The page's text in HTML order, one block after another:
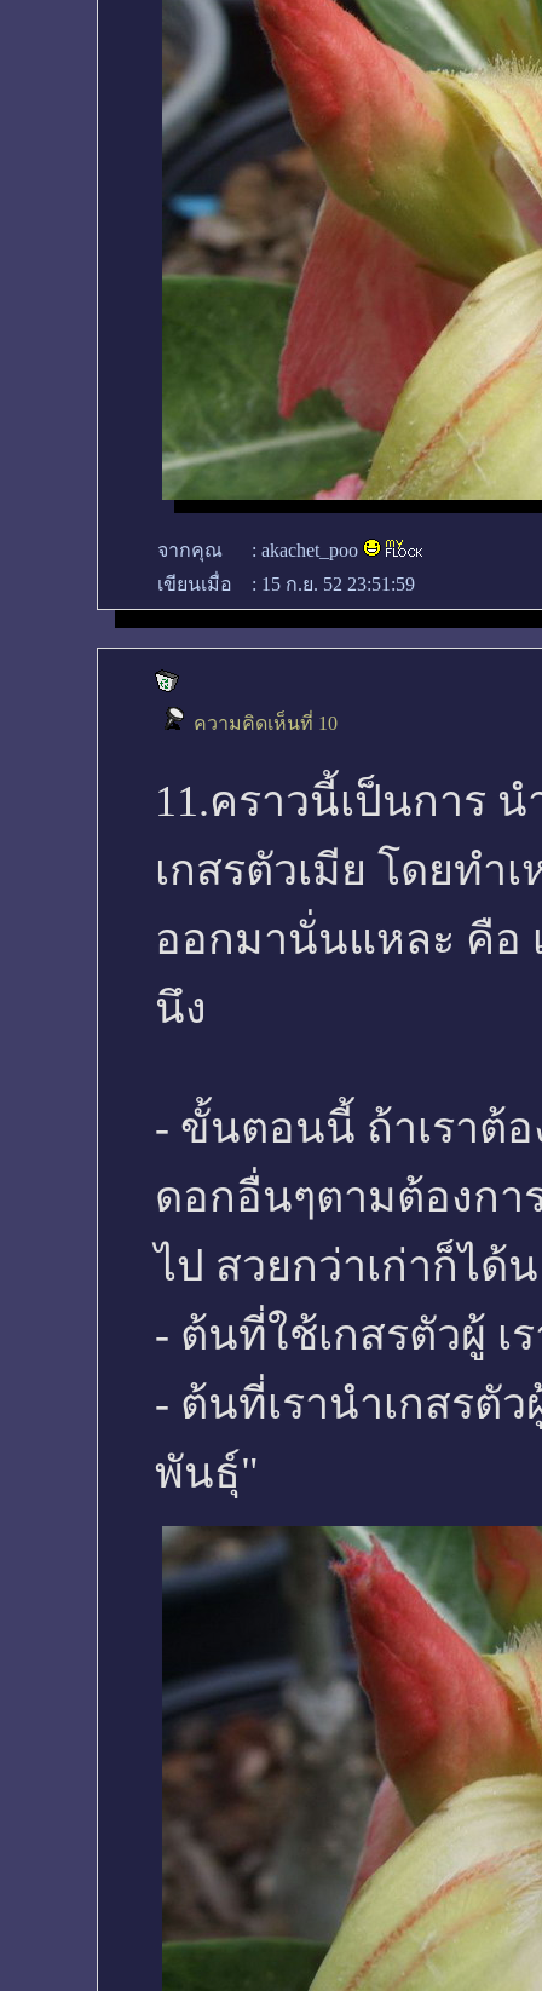
จากคุณ : akachet_poo
เขียนเมื่อ
: 15 ก.ย. 52 23:51:59
ความคิดเห็นที่ 10
11.คราวนี้เป็นการ
เกสรตัวเมีย โดยท
ออกมานั่นแหละ คือ
นึง
- ขั้นตอนนี้ ถ้าเราต้
ดอกอื่นๆตามต้องกา
ไป สวยกว่าเก่าก็ได้
- ต้นที่ใช้เกสรตัวผู้ เ
- ต้นที่เรานำเกสรตัว
พันธุ์"